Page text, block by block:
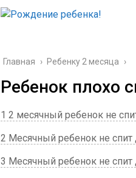
Главная › Ребенку 2 месяца ›
Ребенок плохо
1 2 месячный ребенок не
2 Месячный ребенок не спит
3 Месячный ребенок не спит